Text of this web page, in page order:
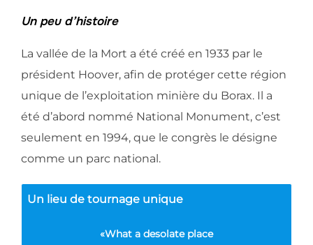
Un peu d’histoire
La vallée de la Mort a été créé en 1933 par le
président Hoover, afin de protéger cette région
unique de l’exploitation minière du Borax. Il a
été d’abord nommé National Monument, c’est
seulement en 1994, que le congrès le désigne
comme un parc national.
Un lieu de tournage unique
«What a desolate place